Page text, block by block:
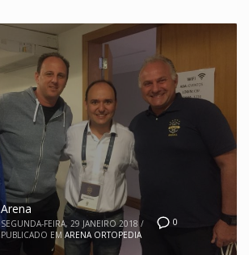
0
Arena
SEGUNDA-FEIRA, 29 JANEIRO 2018 /
PUBLICADO EM ARENA ORTOPEDIA